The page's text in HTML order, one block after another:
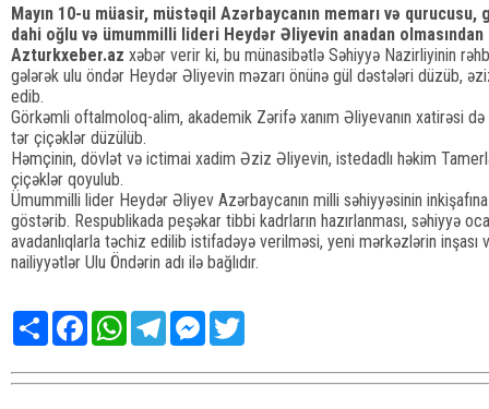
Mayın 10-u müasir, müstəqil Azərbaycanın memarı və qurucusu,
dahi oğlu və ümummilli lideri Heydər Əliyevin anadan
Azturkxeber.az xəbər verir ki, bu münasibətlə Səhiyyə Nazirliyinin
gələrək ulu öndər Heydər Əliyevin məzarı önünə gül dəstələri düzüb,
edib.
Görkəmli oftalmoloq-alim, akademik Zərifə xanım Əliyevanın xatirəsi
tər çiçəklər düzülüb.
Həmçinin, dövlət və ictimai xadim Əziz Əliyevin, istedadlı həkim
çiçəklər qoyulub.
Ümummilli lider Heydər Əliyev Azərbaycanın milli səhiyyəsinin
göstərib. Respublikada peşəkar tibbi kadrların hazırlanması, səhiyyə
avadanlıqlarla təchiz edilib istifadəyə verilməsi, yeni mərkəzlərin inşası
nailiyyətlər Ulu Öndərin adı ilə bağlıdır.
Share FacebookWhatsAppTelegramMessenger